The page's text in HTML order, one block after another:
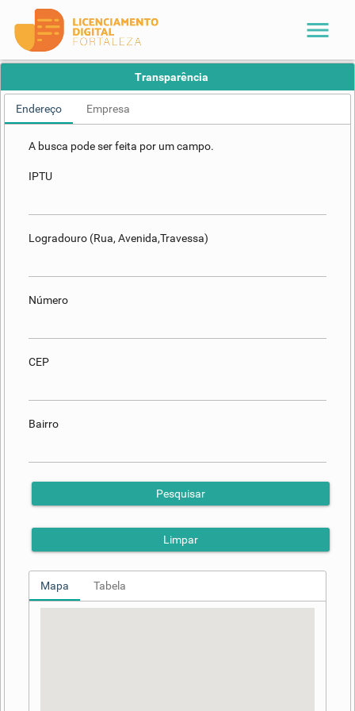
menu
Transparência
Endereço Empresa
A busca pode ser feita por um campo.
IPTU
Logradouro (Rua, Avenida,Travessa)
Número
CEP
Bairro
Pesquisar
Limpar
Mapa Tabela